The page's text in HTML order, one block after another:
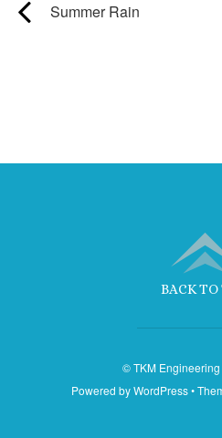
Summer Rain
BACK TO
©TKM Engineering
Powered byWordPress•